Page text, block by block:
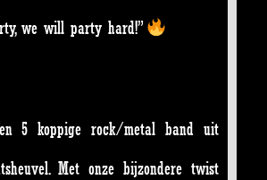
we will party hard!”
5 koppige rock/metal band uit
Met onze bijzondere twist